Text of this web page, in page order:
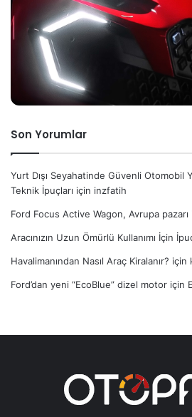
Son Yorumlar
Yurt Dışı Seyahatinde Güvenli Otomobil
Teknik İpuçları için inzfatih
Ford Focus Active Wagon, Avrupa pazarı
Aracınızın Uzun Ömürlü Kullanımı İçin
Havalimanından Nasıl Araç Kiralanır? için
Ford’dan yeni “EcoBlue” dizel motor için